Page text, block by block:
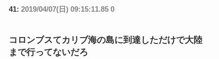
41: 2019/04/07(日) 09:15:11.85 0
コロンブスてカリブ海の島に到達しただけで大陸
まで行ってないだろ